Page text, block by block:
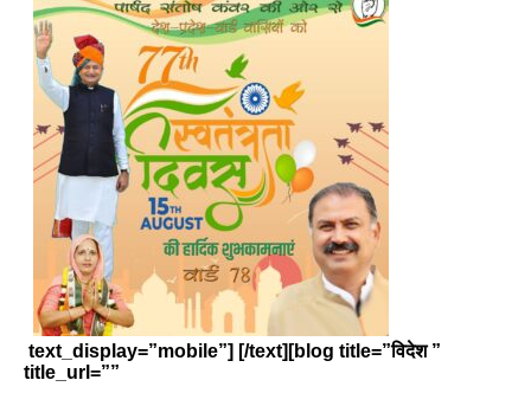
text_display=”mobile”] [/text][blog title=”विदेश ”
title_url=””